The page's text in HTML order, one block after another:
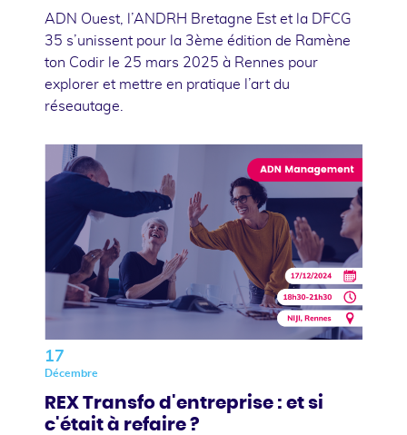
ADN Ouest, l’ANDRH Bretagne Est et la DFCG
35 s’unissent pour la 3ème édition de Ramène
ton Codir le 25 mars 2025 à Rennes pour
explorer et mettre en pratique l’art du
réseautage.
17
Décembre
REX Transfo d'entreprise : et si
c'était à refaire ?